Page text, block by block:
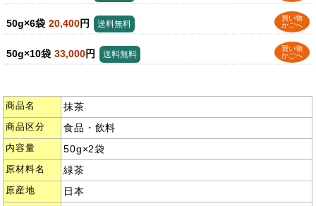
50g×6袋 20,400円
買い物
かごへ
送料無料
50g×10袋 33,000円
買い物
かごへ
送料無料
商品名 抹茶
商品区分 食品・飲料
内容量 50g×2袋
原材料名 緑茶
原産地 日本